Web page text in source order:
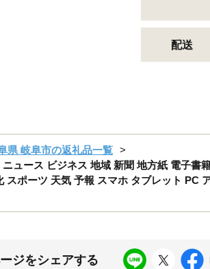
配送
県 岐阜市の返礼品一覧
ュース ビジネス 地域 新聞 地方紙 電子
スポーツ 天気 予報 スマホ タブレット PC
ジをシェアする